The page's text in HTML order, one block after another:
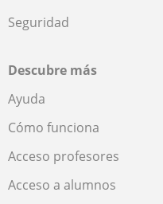
Seguridad
Descubre más
Ayuda
Cómo funciona
Acceso profesores
Acceso a alumnos